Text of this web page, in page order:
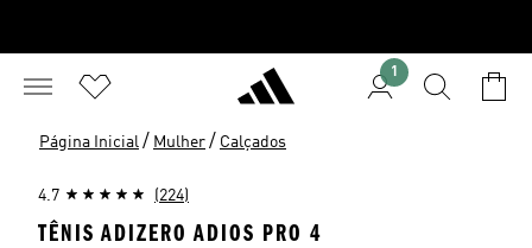
1
Página Inicial / Mulher / Calçados
4.7 (224)
TÊNIS ADIZERO ADIOS PRO 4